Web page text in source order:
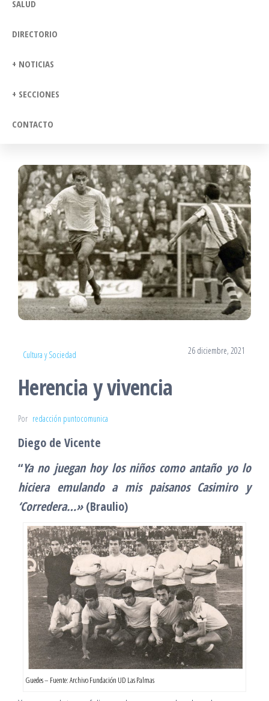
SALUD
DIRECTORIO
+ NOTICIAS
+ SECCIONES
CONTACTO
Cultura y Sociedad 26 diciembre, 2021
Herencia y vivencia
Por redacción puntocomunica
Diego de Vicente
“Ya no juegan hoy los niños como antaño yo lo
hiciera emulando a mis paisanos Casimiro y
‘Corredera…»(Braulio)
Guedes – Fuente: Archivo Fundación UD Las Palmas